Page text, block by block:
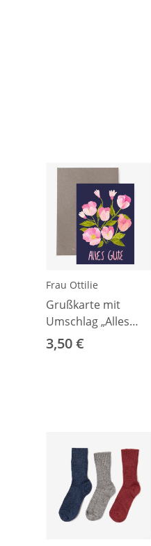
Frau Ottilie
Grußkarte mit
Umschlag „Alles
Gute“
3,50 €